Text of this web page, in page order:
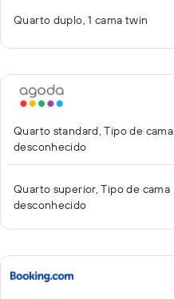
Quarto duplo, 1 cama twin
Quarto standard, Tipo de cama
desconhecido
Quarto superior, Tipo de cama
desconhecido